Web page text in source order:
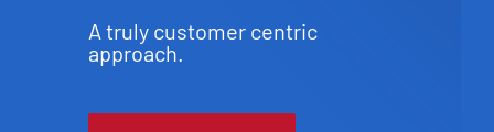
A truly customer centric
approach.